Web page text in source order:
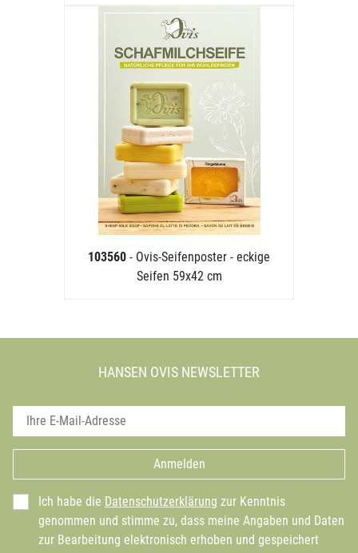
103560 - Ovis-Seifenposter - eckige
Seifen 59x42 cm
HANSEN OVIS NEWSLETTER
Anmelden
Ich habe die Datenschutzerklärung zur Kenntnis
genommen und stimme zu, dass meine Angaben und Daten
zur Bearbeitung elektronisch erhoben und gespeichert